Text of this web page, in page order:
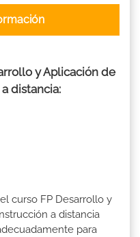
y Aplicación de
distancia:
curso FP Desarrollo y
a distancia
para